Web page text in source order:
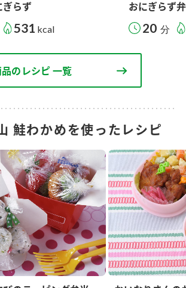
ぎらず
531 kcal
おにぎらず
20 分
のレシピ 一覧
鮭わかめを使ったレシピ